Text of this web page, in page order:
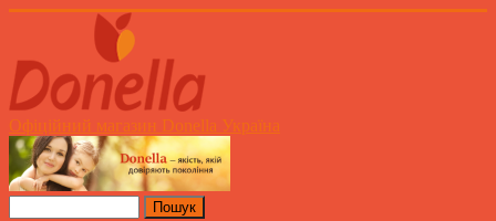
Офіційний магазин Donella Україна